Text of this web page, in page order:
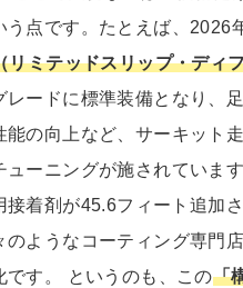
う点です。たとえば、2026
リミテッドスリップ・ディ
レードに標準装備となり、
能の向上など、サーキット
ューニングが施されていま
接着剤が45.6フィート追加
のようなコーティング専門
です。 というのも、この「